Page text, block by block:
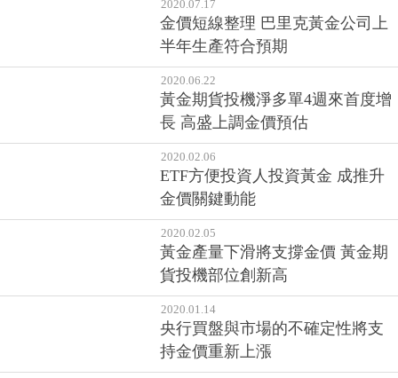
2020.07.17
金價短線整理 巴里克黃金公司上
半年生產符合預期
2020.06.22
黃金期貨投機淨多單4週來首度增
長 高盛上調金價預估
2020.02.06
ETF方便投資人投資黃金 成推升
金價關鍵動能
2020.02.05
黃金產量下滑將支撐金價 黃金期
貨投機部位創新高
2020.01.14
央行買盤與市場的不確定性將支
持金價重新上漲